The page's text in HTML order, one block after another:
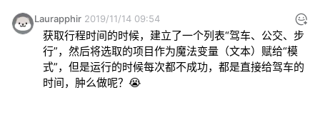
Laurapphir 2019/11/14 09:54
获取行程时间的时候，建立了一个列表“驾车、公交、步
行”，然后将选取的项目作为魔法变量（文本）赋给“模
式”，但是运行的时候每次都不成功，都是直接给驾车的
时间，肿么做呢？😭